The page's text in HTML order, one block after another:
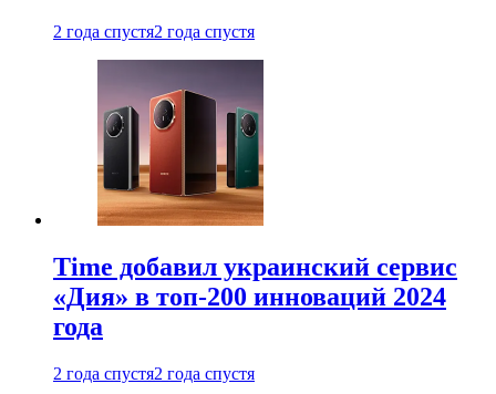
2 года спустя2 года спустя
Time добавил украинский сервис
«Дия» в топ-200 инноваций 2024
года
2 года спустя2 года спустя